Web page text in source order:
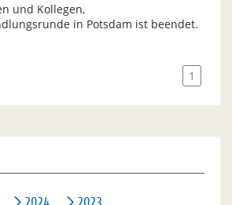
und Kollegen,
in Potsdam ist beendet.
1